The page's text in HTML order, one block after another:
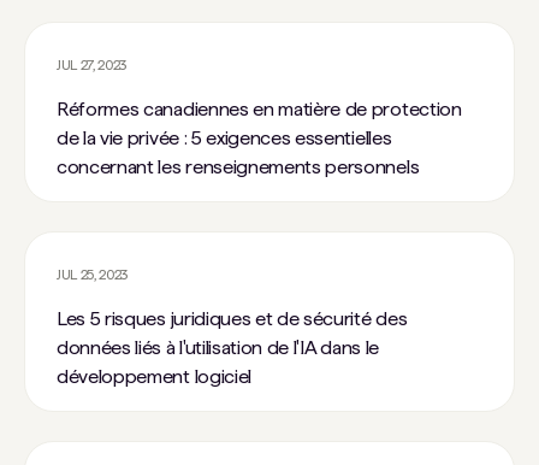
JUL 27, 2023
Réformes canadiennes en matière de protection
de la vie privée : 5 exigences essentielles
concernant les renseignements personnels
JUL 25, 2023
Les 5 risques juridiques et de sécurité des
données liés à l'utilisation de l'IA dans le
développement logiciel